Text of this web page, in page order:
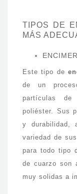
TIPOS DE
MÁS
Este tipo de
de un
partículas
poliéster. Sus
y durabilidad,
variedad de
para todo tipo
de cuarzo son
muy solidas a